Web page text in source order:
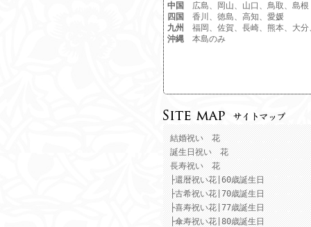
中国
広島、岡山、山口、鳥取、島根
四国
香川、徳島、高知、愛媛
九州
福岡、佐賀、長崎、熊本、大
沖縄
本島のみ
結婚祝い 花
誕生日祝い 花
長寿祝い 花
├還暦祝い花|60歳誕生日
├古希祝い花|70歳誕生日
├喜寿祝い花|77歳誕生日
├傘寿祝い花|80歳誕生日